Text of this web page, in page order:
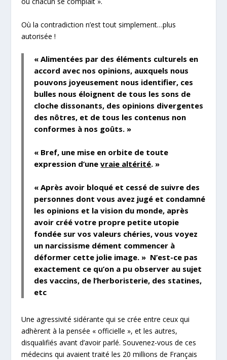
Où la contradiction n’est tout simplement…plus
autorisée !
« Alimentées par des éléments culturels en
accord avec nos opinions, auxquels nous
pouvons joyeusement nous identifier, ces
bulles nous éloignent de tous les sons de
cloche dissonants, des opinions divergentes
des nôtres, et de tous les contenus non
conformes à nos goûts. »
« Bref, une mise en orbite de toute
expression d’unevraie altérité. »
« Après avoir bloqué et cessé de suivre des
personnes dont vous avez jugé et condamné
les opinions et la vision du monde, après
avoir créé votre propre petite utopie
fondée sur vos valeurs chéries, vous voyez
un narcissisme dément commencer à
déformer cette jolie image. » N’est-ce pas
exactement ce qu’on a pu observer au sujet
des vaccins, de l’herboristerie, des statines,
etc
Une agressivité sidérante qui se crée entre ceux qui
adhèrent à la pensée « officielle », et les autres,
disqualifiés avant d’avoir parlé. Souvenez-vous de ces
médecins qui avaient traité les 20 millions de Français